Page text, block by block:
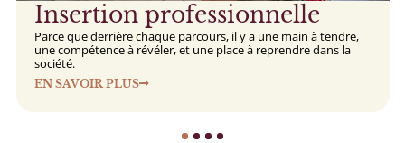
Insertion professionnelle
Parce que derrière chaque parcours, il y a une main à tendre,
une compétence à révéler, et une place à reprendre dans la
société.
EN SAVOIR PLUS